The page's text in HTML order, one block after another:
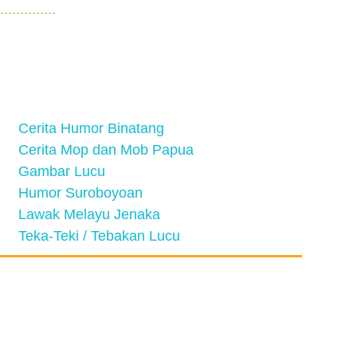
Cerita Humor Binatang
Cerita Mop dan Mob Papua
Gambar Lucu
Humor Suroboyoan
Lawak Melayu Jenaka
Teka-Teki / Tebakan Lucu